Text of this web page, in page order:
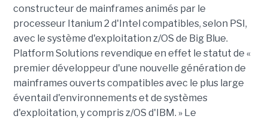
constructeur de mainframes animés par le
processeur Itanium 2 d'Intel compatibles, selon PSI,
avec le système d'exploitation z/OS de Big Blue.
Platform Solutions revendique en effet le statut de «
premier développeur d'une nouvelle génération de
mainframes ouverts compatibles avec le plus large
éventail d'environnements et de systèmes
d'exploitation, y compris z/OS d'IBM. » Le